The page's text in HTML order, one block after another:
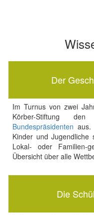
Der
Im Turnus von zwei
Körber-Stiftung
Bundespräsidenten aus.
Kinder und
Lokal- oder Familien-
Übersicht über alle
Die